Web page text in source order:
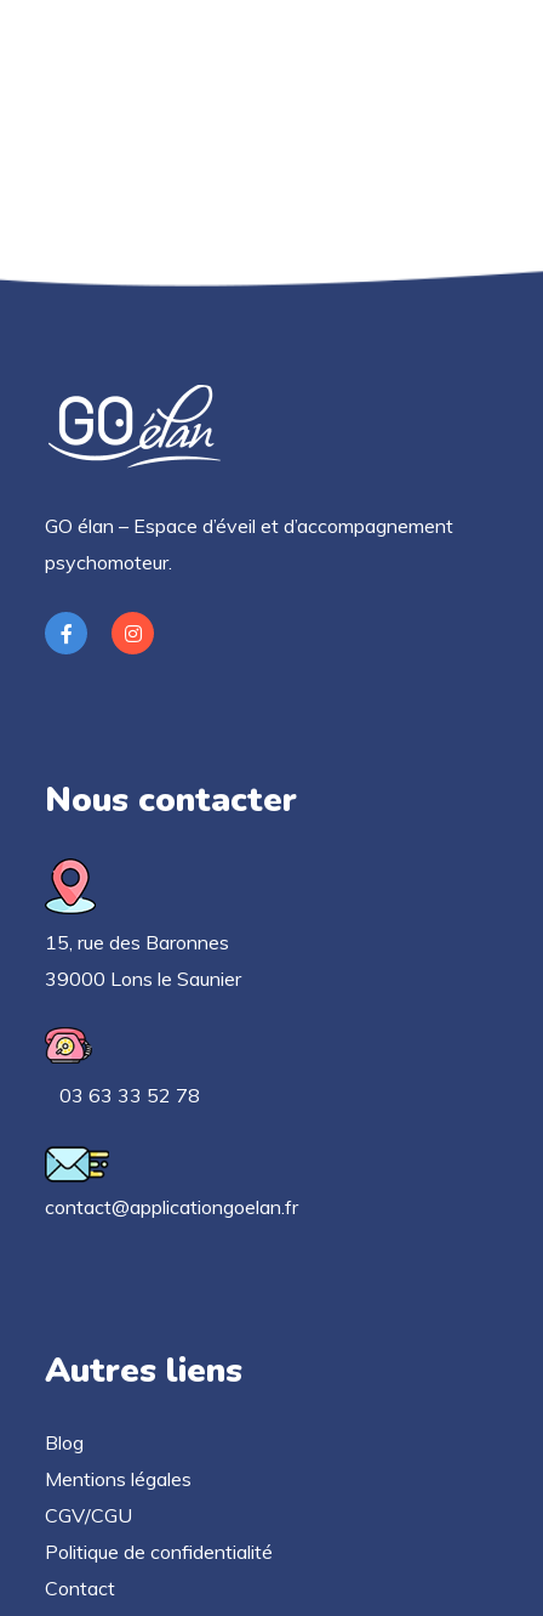
GO élan – Espace d’éveil et d’accompagnement
psychomoteur.
Nous contacter
15, rue des Baronnes
39000 Lons le Saunier
03 63 33 52 78
contact@applicationgoelan.fr
Autres liens
Blog
Mentions légales
CGV/CGU
Politique de confidentialité
Contact